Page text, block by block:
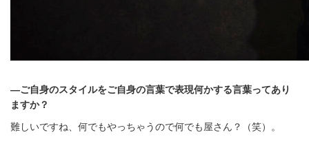
―ご自身のスタイルをご自身の言葉で表現何かする言葉ってあり
ますか？
難しいですね、何でもやっちゃうので何でも屋さん？（笑）。